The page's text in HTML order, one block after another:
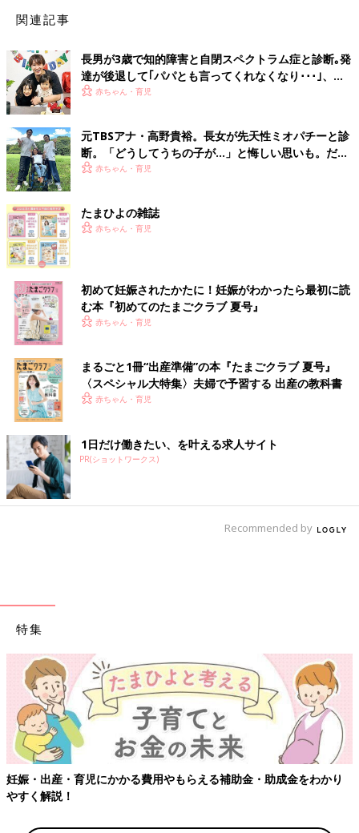
関連記事
長男が3歳で知的障害と自閉スペクトラム症と診断｡発
達が後退して｢パパとも言ってくれなくなり･･･｣、元
プロバスケ選手･岡田優介
赤ちゃん・育児
元TBSアナ・高野貴裕。長女が先天性ミオパチーと診
断。「どうしてうちの子が…」と悔しい思いも。だか
らこそ、娘との時間を全力で楽しみたい
赤ちゃん・育児
たまひよの雑誌
赤ちゃん・育児
初めて妊娠されたかたに！妊娠がわかったら最初に読
む本『初めてのたまごクラブ 夏号』
赤ちゃん・育児
まるごと1冊“出産準備”の本『たまごクラブ 夏号』
〈スペシャル大特集〉夫婦で予習する 出産の教科書
赤ちゃん・育児
1日だけ働きたい、を叶える求人サイト
PR(ショットワークス)
Recommended by
特集
妊娠・出産・育児にかかる費用やもらえる補助金・助成金をわかり
やすく解説！